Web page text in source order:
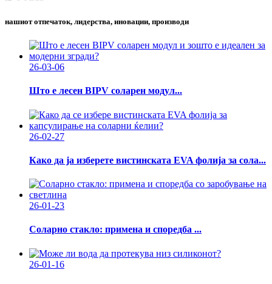
нашиот отпечаток, лидерства, иновации, производи
26-03-06
Што е лесен BIPV соларен модул...
26-02-27
Како да ја изберете вистинската EVA фолија за сола...
26-01-23
Соларно стакло: примена и споредба ...
26-01-16